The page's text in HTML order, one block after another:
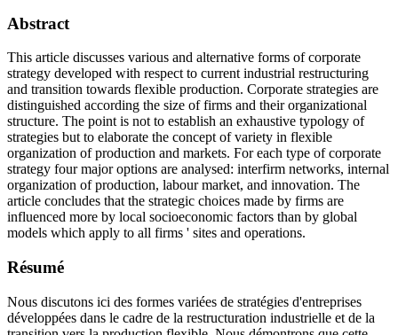
Abstract
This article discusses various and alternative forms of corporate
strategy developed with respect to current industrial restructuring
and transition towards flexible production. Corporate strategies are
distinguished according the size of firms and their organizational
structure. The point is not to establish an exhaustive typology of
strategies but to elaborate the concept of variety in flexible
organization of production and markets. For each type of corporate
strategy four major options are analysed: interfirm networks, internal
organization of production, labour market, and innovation. The
article concludes that the strategic choices made by firms are
influenced more by local socioeconomic factors than by global
models which apply to all firms ' sites and operations.
Résumé
Nous discutons ici des formes variées de stratégies d'entreprises
développées dans le cadre de la restructuration industrielle et de la